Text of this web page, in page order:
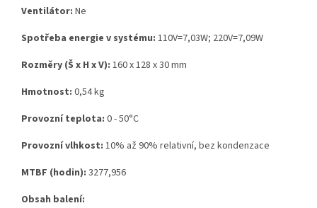
Ventilátor: Ne
Spotřeba energie v systému: 110V=7,03W; 220V=7,09W
Rozměry (Š x H x V): 160 x 128 x 30 mm
Hmotnost: 0,54 kg
Provozní teplota: 0 - 50°C
Provozní vlhkost: 10% až 90% relativní, bez kondenzace
MTBF (hodin): 3277,956
Obsah balení: